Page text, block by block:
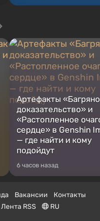
Артефакты
доказательство» и
«Растопленное
сердце» в Genshin
— где найти и кому
подойдут
6 часов назад
Вакансии
Контакты
Лента RSS RU